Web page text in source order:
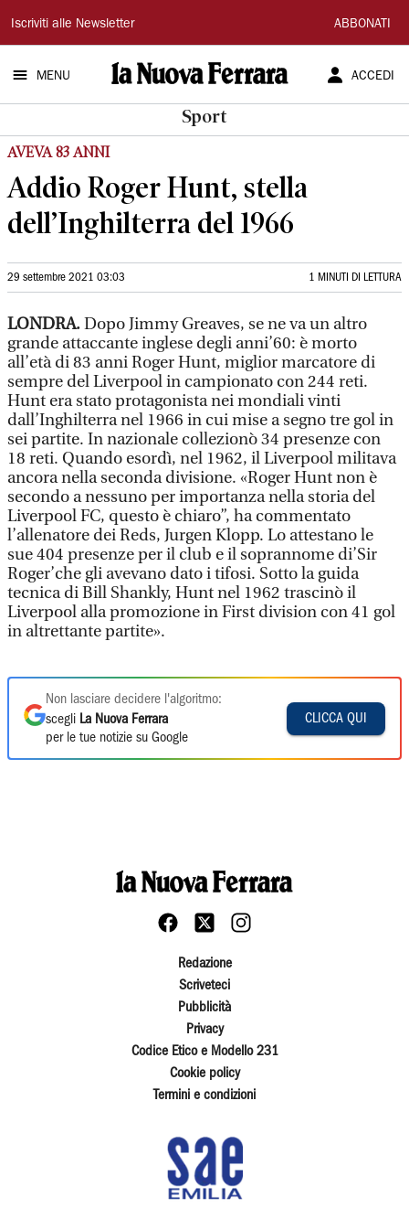
La
Nuova
Ferrara
Iscriviti alle Newsletter ABBONATI
MENU ACCEDI
Sport
AVEVA 83 ANNI
Addio Roger Hunt, stella
dell’Inghilterra del 1966
29 settembre 2021 03:03 1 MINUTI DI LETTURA
LONDRA.Dopo Jimmy Greaves, se ne va un altro
grande attaccante inglese degli anni’60: è morto
all’età di 83 anni Roger Hunt, miglior marcatore di
sempre del Liverpool in campionato con 244 reti.
Hunt era stato protagonista nei mondiali vinti
dall’Inghilterra nel 1966 in cui mise a segno tre gol in
sei partite. In nazionale collezionò 34 presenze con
18 reti. Quando esordì, nel 1962, il Liverpool militava
ancora nella seconda divisione. «Roger Hunt non è
secondo a nessuno per importanza nella storia del
Liverpool FC, questo è chiaro”, ha commentato
l’allenatore dei Reds, Jurgen Klopp. Lo attestano le
sue 404 presenze per il club e il soprannome di’Sir
Roger’che gli avevano dato i tifosi. Sotto la guida
tecnica di Bill Shankly, Hunt nel 1962 trascinò il
Liverpool alla promozione in First division con 41 gol
in altrettante partite».
Non lasciare decidere l'algoritmo:
scegli La Nuova Ferrara
per le tue notizie su Google
CLICCA QUI
Redazione
Scriveteci
Pubblicità
Privacy
Codice Etico e Modello 231
Cookie policy
Termini e condizioni